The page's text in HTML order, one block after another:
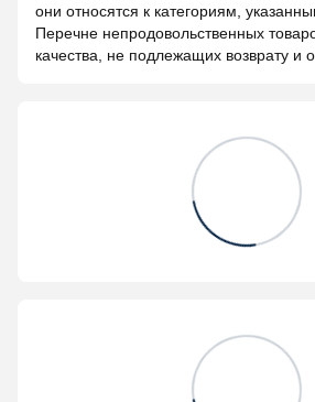
они относятся к категориям,
Перечне непродовольственных
качества, не подлежащих возврату и